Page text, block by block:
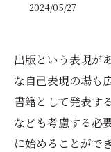
2024/05/27
出版という表現が
な自己表現の場も
書籍として発表す
なども考慮する必
に始めることがで